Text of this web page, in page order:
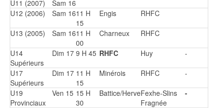
U11 (2007)
Sam 16
U12 (2006)
Sam 1611 H
15
Engis RHFC
U13 (2005) Sam 1611 H
00
Charneux RHFC
U14
Supérieurs
Dim 17 9 H 45 RHFC Huy -
U17
Supérieurs
Dim 17 11 H
15
Minérois RHFC -
U19
Provinciaux
Ven 15 15 H
30
Battice/HerveFexhe-Slins
Fragnée
-